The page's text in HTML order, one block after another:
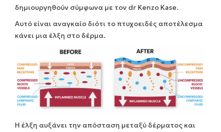
δημιουργηθούν σύμφωνα με τον dr Kenzo Kase.
Αυτό είναι αναγκαίο διότι το πτυχοειδές αποτέλεσμα
κάνει μια έλξη στο δέρμα.
Η έλξη αυξάνει την απόσταση μεταξύ δέρματος και